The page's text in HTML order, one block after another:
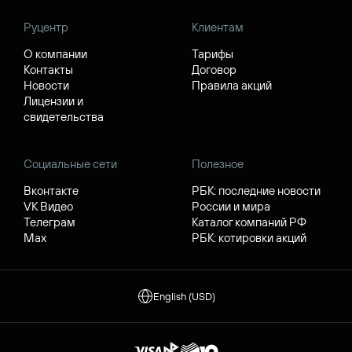
Руцентр
О компании
Контакты
Новости
Лицензии и
свидетельства
Клиентам
Тарифы
Договор
Правила акций
Социальные сети
Вконтакте
VK Видео
Телеграм
Max
Полезное
РБК: последние новости
России и мира
Каталог компаний РФ
РБК: котировки акций
English (USD)